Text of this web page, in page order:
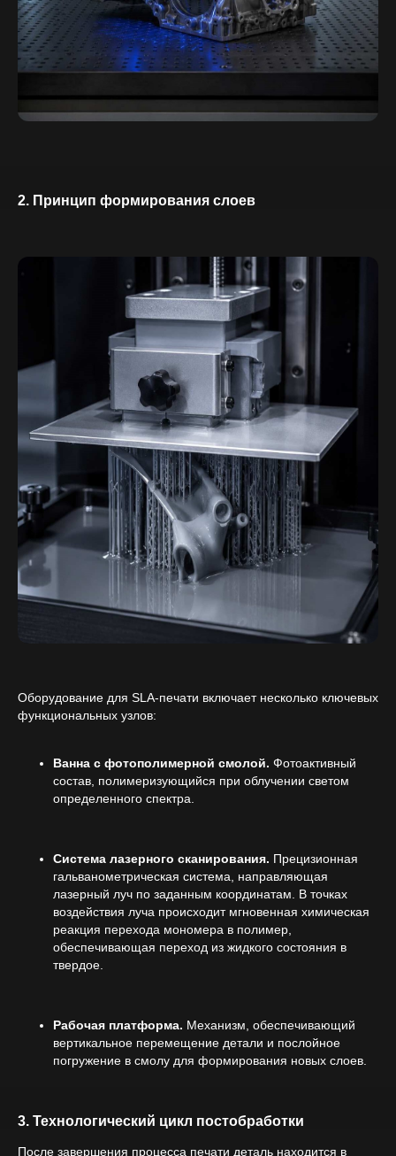
2. Принцип формирования слоев
Оборудование для SLA-печати включает несколько ключевых
функциональных узлов:
Ванна с фотополимерной смолой. Фотоактивный
состав, полимеризующийся при облучении светом
определенного спектра.
Система лазерного сканирования. Прецизионная
гальванометрическая система, направляющая
лазерный луч по заданным координатам. В точках
воздействия луча происходит мгновенная химическая
реакция перехода мономера в полимер,
обеспечивающая переход из жидкого состояния в
твердое.
Рабочая платформа. Механизм, обеспечивающий
вертикальное перемещение детали и послойное
погружение в смолу для формирования новых слоев.
3. Технологический цикл постобработки
После завершения процесса печати деталь находится в